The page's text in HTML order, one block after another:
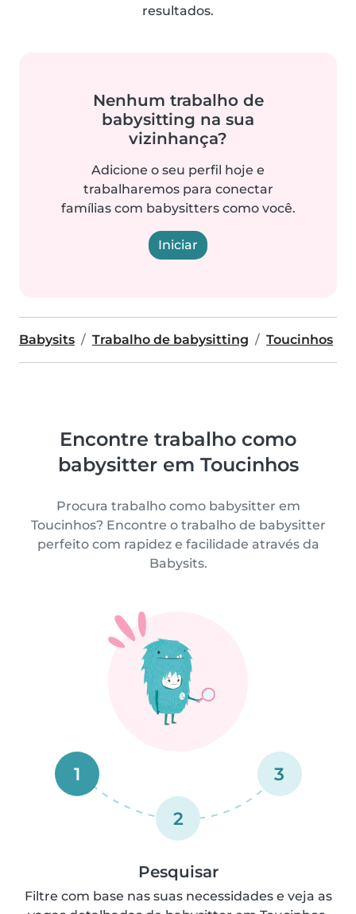
resultados.
Nenhum trabalho de
babysitting na sua
vizinhança?
Adicione o seu perfil hoje e
trabalharemos para conectar
famílias com babysitters como você.
Iniciar
Babysits Trabalho de babysitting Toucinhos
Encontre trabalho como
babysitter em Toucinhos
Procura trabalho como babysitter em
Toucinhos? Encontre o trabalho de babysitter
perfeito com rapidez e facilidade através da
Babysits.
1
2
3
Pesquisar
Filtre com base nas suas necessidades e veja as